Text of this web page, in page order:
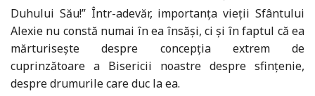
Duhului Său!” Într-adevăr, importanța vieții Sfântului
Alexie nu constă numai în ea însăși, ci și în faptul că ea
mărturisește despre concepția extrem de
cuprinzătoare a Bisericii noastre despre sfințenie,
despre drumurile care duc la ea.